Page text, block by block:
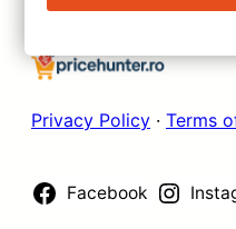
pentru
Privacy Policy · Terms
Facebook